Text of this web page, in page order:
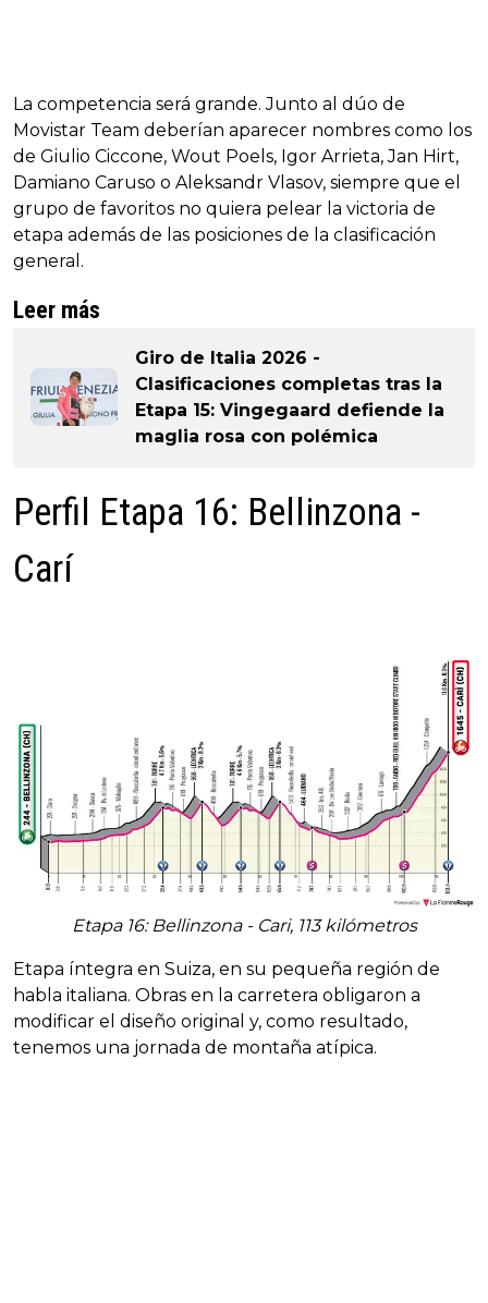
La competencia será grande. Junto al dúo de
Movistar Team deberían aparecer nombres como los
de Giulio Ciccone, Wout Poels, Igor Arrieta, Jan Hirt,
Damiano Caruso o Aleksandr Vlasov, siempre que el
grupo de favoritos no quiera pelear la victoria de
etapa además de las posiciones de la clasificación
general.
Leer más
Giro de Italia 2026 -
Clasificaciones completas tras la
Etapa 15: Vingegaard defiende la
maglia rosa con polémica
Perfil Etapa 16: Bellinzona -
Carí
Etapa 16: Bellinzona - Cari, 113 kilómetros
Etapa íntegra en Suiza, en su pequeña región de
habla italiana. Obras en la carretera obligaron a
modificar el diseño original y, como resultado,
tenemos una jornada de montaña atípica.